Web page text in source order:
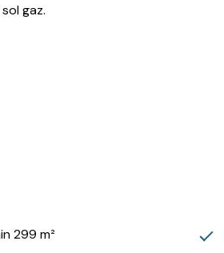
gaz.
299 m²